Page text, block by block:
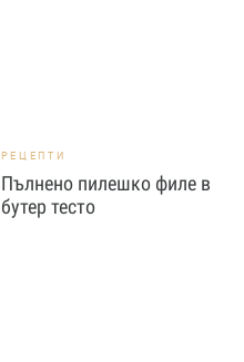
РЕЦЕПТИ
Пълнено пилешко филе в
бутер тесто